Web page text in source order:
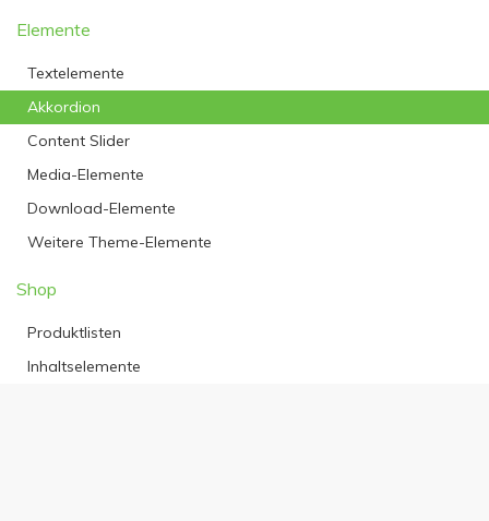
Elemente
Textelemente
Akkordion
Content Slider
Media-Elemente
Download-Elemente
Weitere Theme-Elemente
Shop
Produktlisten
Inhaltselemente